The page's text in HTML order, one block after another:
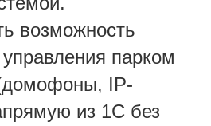
возможность
парком
IP-
из 1С без